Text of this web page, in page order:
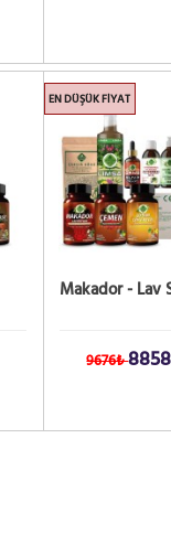
EN DÜŞÜK FIYAT
Makador - Lav
9676₺